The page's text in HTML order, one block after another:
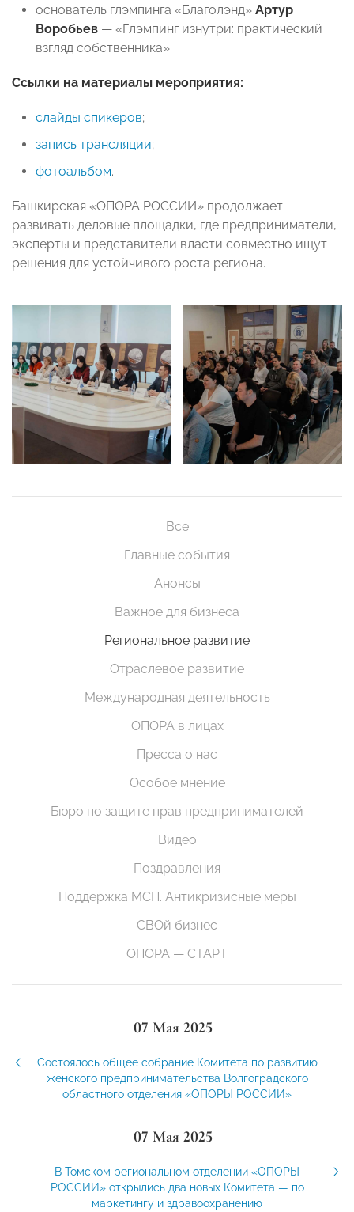
основатель глэмпинга «Благолэнд» Артур
Воробьев — «Глэмпинг изнутри: практический
взгляд собственника».
Ссылки на материалы мероприятия:
слайды спикеров;
запись трансляции;
фотоальбом.
Башкирская «ОПОРА РОССИИ» продолжает
развивать деловые площадки, где предприниматели,
эксперты и представители власти совместно ищут
решения для устойчивого роста региона.
Все
Главные события
Анонсы
Важное для бизнеса
Региональное развитие
Отраслевое развитие
Международная деятельность
ОПОРА в лицах
Пресса о нас
Особое мнение
Бюро по защите прав предпринимателей
Видео
Поздравления
Поддержка МСП. Антикризисные меры
СВОй бизнес
ОПОРА — СТАРТ
07 Мая 2025
Состоялось общее собрание Комитета по развитию
женского предпринимательства Волгоградского
областного отделения «ОПОРЫ РОССИИ»
07 Мая 2025
В Томском региональном отделении «ОПОРЫ
РОССИИ» открылись два новых Комитета — по
маркетингу и здравоохранению